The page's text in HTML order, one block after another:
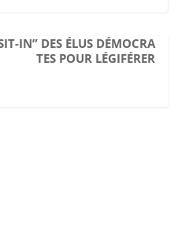
IN” DES ÉLUS DÉMOCRA
TES POUR LÉGIFÉRER